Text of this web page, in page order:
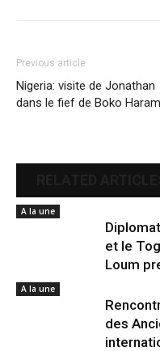
Previous article
Nigeria: visite de Jonathan
dans le fief de Boko Haram
A la une
et le
Loum
A la une
des